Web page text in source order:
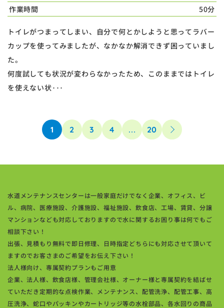
作業時間
50分
トイレがつまってしまい、自分で何とかしようと思ってラバー
カップを使ってみましたが、なかなか解消できず困っていまし
た。
何度試しても状況が変わらなかったため、このままではトイレ
を使えない状･･･
1 2 3 4 … 20
水道メンテナンスセンターは一般家庭だけでなく企業、オフィス、ビ
ル、病院、医療施設、介護施設、福祉施設、飲食店、工場、賃貸、分譲
マンションなども対応しておりますので水に関するお困り事は何でもご
相談下さい！
出張、見積もり無料で即日修理、日時指定どちらにも対応させて頂いて
ますのでお客さまのご希望をお伝え下さい！
法人様向け、専属契約プランもご用意
企業、法人様、飲食店様、管理会社様、オーナー様と専属契約を結ばせ
ていただき定期的な点検作業、メンテナンス、配管洗浄、配管工事、高
圧洗浄、蛇口やパッキンやカートリッジ等の水栓部品、各水回りの商品